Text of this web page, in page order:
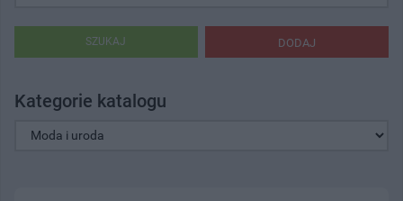
DODAJ
SZUKAJ
Kategorie katalogu